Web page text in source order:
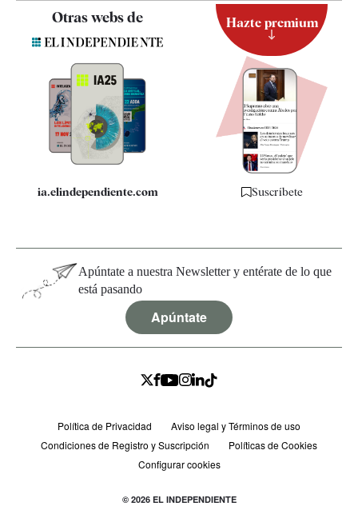
Contacto
Quiénes somos
Especificaciones
Otras webs de
ia.elindependiente.com
Hazte premium
Suscríbete
Apúntate a nuestra Newsletter y entérate de lo que
está pasando
Apúntate
Política de Privacidad
Aviso legal y Términos de uso
Condiciones de Registro y Suscripción
Políticas de Cookies
Configurar cookies
© 2026 EL INDEPENDIENTE